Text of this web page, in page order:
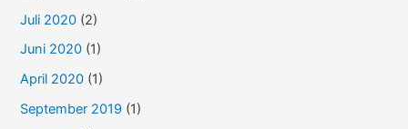
Juli 2020 (2)
Juni 2020 (1)
April 2020 (1)
September 2019 (1)